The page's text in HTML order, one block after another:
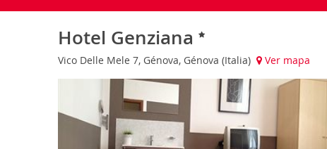
Hotel Genziana
Vico Delle Mele 7, Génova, Génova (Italia) Ver mapa